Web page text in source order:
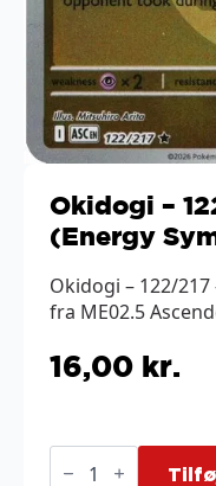
Okidogi –
(Energy
Okidogi – 122/217
fra ME02.5
16,00 kr.
Okidogi